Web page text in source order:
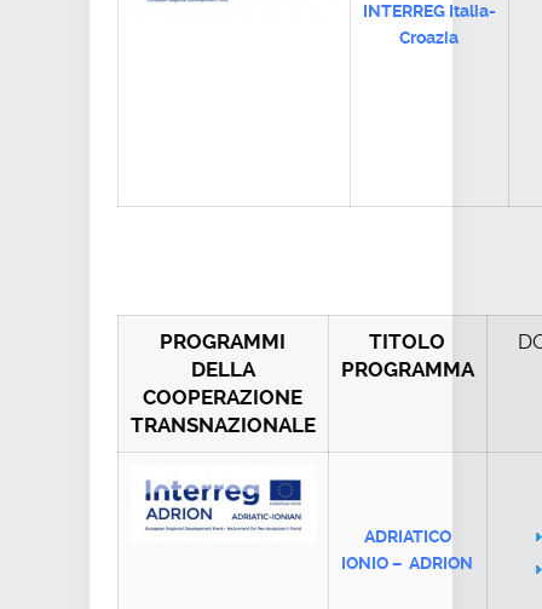
INTERREG Italia-
Croazia
PROGRAMMI
DELLA
COOPERAZIONE
TRANSNAZIONALE
TITOLO
PROGRAMMA
ADRIATICO
IONIO – ADRION